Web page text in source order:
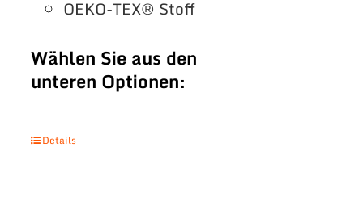
OEKO-TEX® Stoff
Wählen Sie aus den
unteren Optionen:
Details